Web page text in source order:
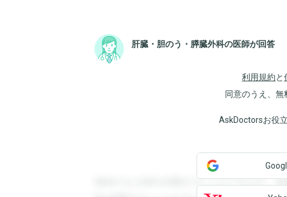
肝臓・胆のう・膵臓外科の医師が回答
利用規約と
同意のうえ、
AskDoctorsお役
登録すると回答を閲覧することができます。